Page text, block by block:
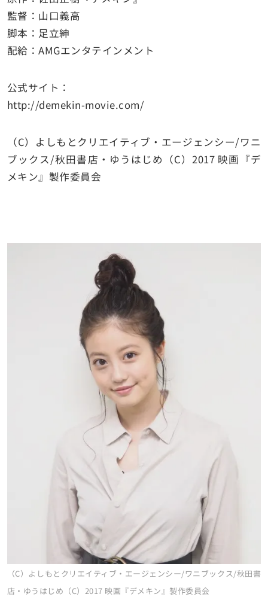
監督：山口義高
脚本：足立紳
配給：AMGエンタテインメント
公式サイト：
http://demekin-movie.com/
（C）よしもとクリエイティブ・エージェンシー/ワニ
ブックス/秋田書店・ゆうはじめ（C）2017 映画『デ
メキン』製作委員会
（C）よしもとクリエイティブ・エージェンシー/ワニブックス/秋田書
店・ゆうはじめ（C）2017 映画『デメキン』製作委員会